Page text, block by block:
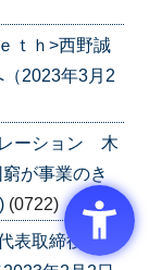
ｔｈ>西野誠
（2023年3月2
レーション 木
が事業のき
(0722)
取締役ＣＥ